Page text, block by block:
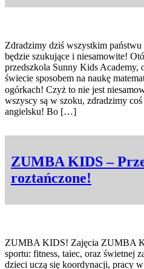
Zdradzimy dziś wszystkim państwu
będzie szukujące i niesamowite!
przedszkola Sunny Kids Academy,
świecie sposobem na naukę
ogórkach! Czyż to nie jest
wszyscy są w szoku, zdradzimy
angielsku! Bo […]
ZUMBA KIDS –
roztańczone!
ZUMBA KIDS! Zajęcia ZUMBA
sportu: fitness, taiec, oraz świetnej
dzieci uczą się koordynacji, pracy